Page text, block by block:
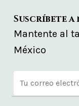
Suscríbete
Mantente al
México